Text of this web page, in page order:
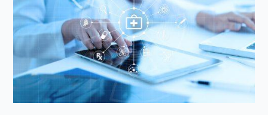
yhteistä
potilastietojärjestelmää
–
ensimmäisenä
järjestelmä
vaihtuu
Pirkkalassa
ja